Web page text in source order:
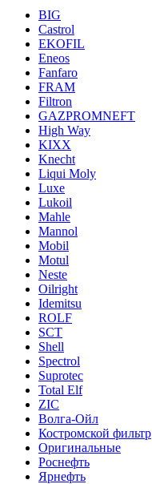
BIG
Castrol
EKOFIL
Eneos
Fanfaro
FRAM
Filtron
GAZPROMNEFT
High Way
KIXX
Knecht
Liqui Moly
Luxe
Lukoil
Mahle
Mannol
Mobil
Motul
Neste
Oilright
Idemitsu
ROLF
SCT
Shell
Spectrol
Suprotec
Total Elf
ZIC
Волга-Ойл
Костромской фильтр
Оригинальные
Роснефть
Ярнефть